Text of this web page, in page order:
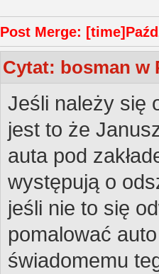
Post Merge:
Cytat: bosman w
Jeśli należy się
jest to że
auta pod
występują o
jeśli nie to się
pomalować
świadomemu